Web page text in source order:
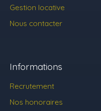
Gestion locative
Nous contacter
Informations
Recrutement
Nos honoraires